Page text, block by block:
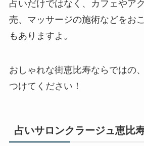
占いだけではなく、カフェやア
売、マッサージの施術などをお
もありますよ。
おしゃれな街恵比寿ならではの
つけてください！
占いサロンクラージュ恵比